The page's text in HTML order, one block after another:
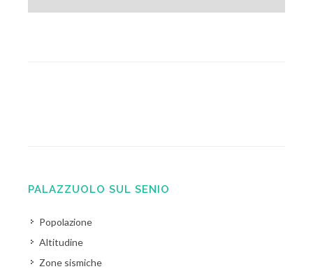
PALAZZUOLO SUL SENIO
Popolazione
Altitudine
Zone sismiche